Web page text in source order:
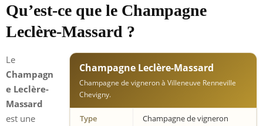
Qu’est-ce que le Champagne
Leclère-Massard ?
Champagne Leclère-Massard
Champagne de vigneron à Villeneuve Renneville
Chevigny.
Type
Champagne de vigneron
Le
Champagn
e Leclère-
Massard
est une